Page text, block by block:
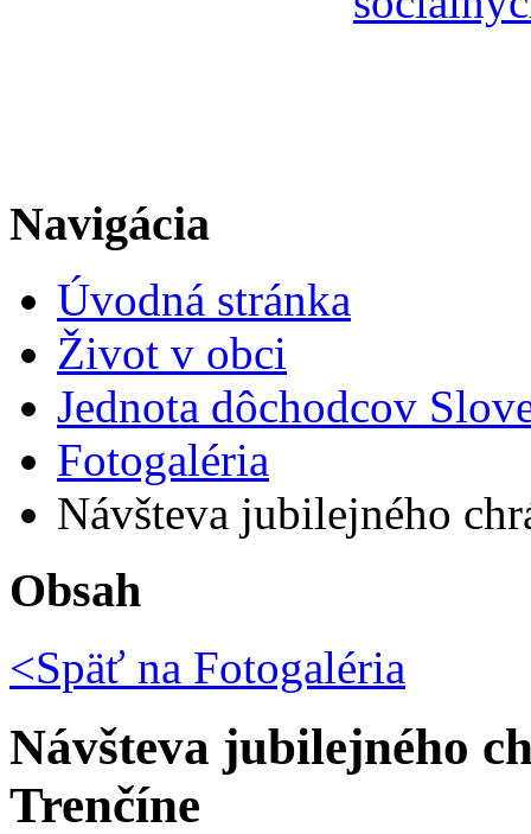
Navigácia
Úvodná stránka
Život v obci
Jednota dôchodcov
Fotogaléria
Návšteva jubilejného
Obsah
<Späť na Fotogaléria
Návšteva jubilejného
Trenčíne